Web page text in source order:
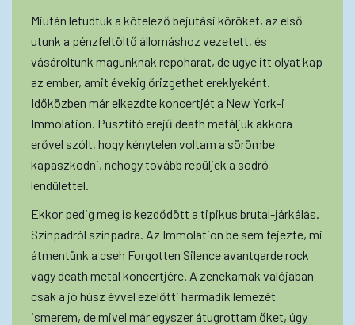
Miután letudtuk a kötelező bejutási köröket, az első
utunk a pénzfeltöltő állomáshoz vezetett, és
vásároltunk magunknak repoharat, de ugye itt olyat kap
az ember, amit évekig őrizgethet ereklyeként.
Időközben már elkezdte koncertjét a New York-i
Immolation. Pusztító erejű death metáljuk akkora
erővel szólt, hogy kénytelen voltam a sörömbe
kapaszkodni, nehogy tovább repüljek a sodró
lendülettel.
Ekkor pedig meg is kezdődött a tipikus brutal-járkálás.
Színpadról színpadra. Az Immolation be sem fejezte, mi
átmentünk a cseh Forgotten Silence avantgarde rock
vagy death metal koncertjére. A zenekarnak valójában
csak a jó húsz évvel ezelőtti harmadik lemezét
ismerem, de mivel már egyszer átugrottam őket, úgy